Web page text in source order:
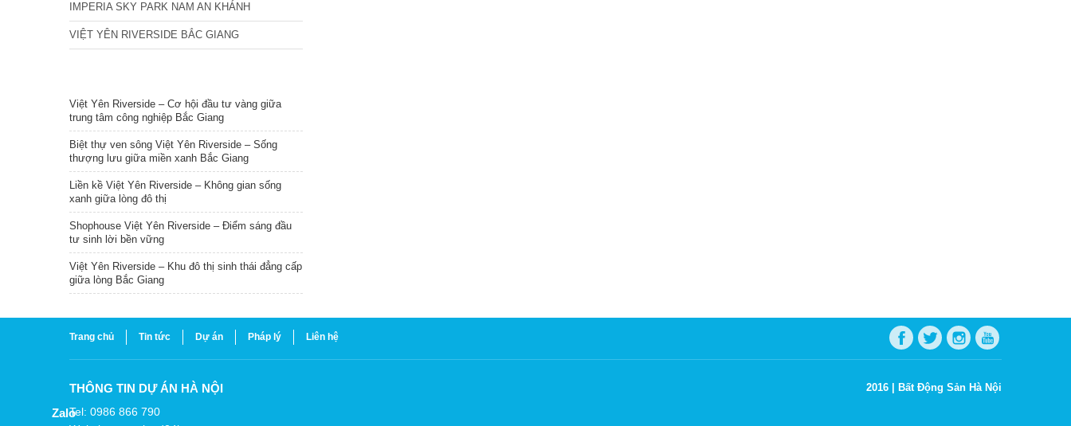
IMPERIA SKY PARK NAM AN KHÁNH
VIỆT YÊN RIVERSIDE BẮC GIANG
Việt Yên Riverside – Cơ hội đầu tư vàng giữa
trung tâm công nghiệp Bắc Giang
Biệt thự ven sông Việt Yên Riverside – Sống
thượng lưu giữa miền xanh Bắc Giang
Liền kề Việt Yên Riverside – Không gian sống
xanh giữa lòng đô thị
Shophouse Việt Yên Riverside – Điểm sáng đầu
tư sinh lời bền vững
Việt Yên Riverside – Khu đô thị sinh thái đẳng cấp
giữa lòng Bắc Giang
Trang chủ Tin tức Dự án Pháp lý Liên hệ
THÔNG TIN DỰ ÁN HÀ NỘI
Tel: 0986 866 790
2016 | Bất Động Sản Hà Nội
Zalo